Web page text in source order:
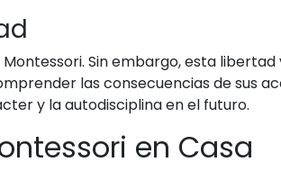
Sin embargo, esta
las consecuencias de sus
y la autodisciplina en el futuro.
en Casa